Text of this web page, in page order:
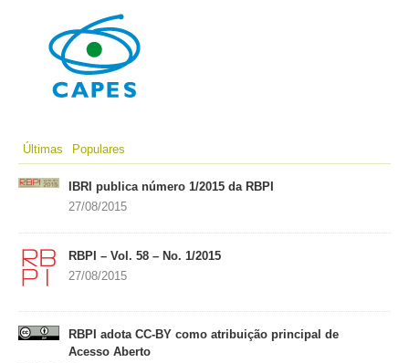
Últimas Populares
IBRI publica número 1/2015 da RBPI
27/08/2015
RBPI – Vol. 58 – No. 1/2015
27/08/2015
RBPI adota CC-BY como atribuição principal de
Acesso Aberto